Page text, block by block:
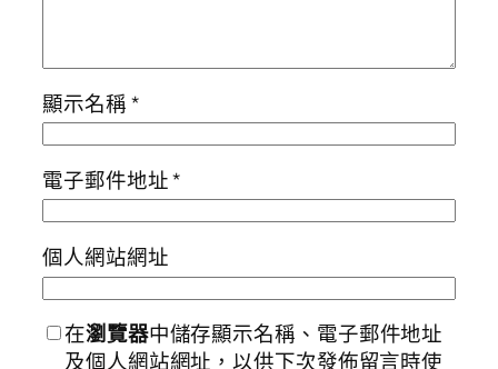
顯示名稱*
電子郵件地址*
個人網站網址
在瀏覽器中儲存顯示名稱、電子郵件地址
及個人網站網址，以供下次發佈留言時使